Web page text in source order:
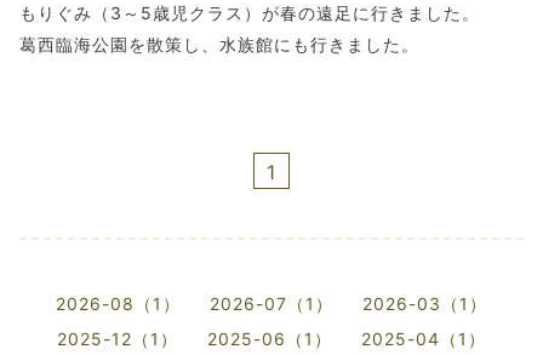
もりぐみ（3～5歳児クラス）が春の遠足に行きました。
葛西臨海公園を散策し、水族館にも行きました。
1
2026-08（1） 2026-07（1）
2026-03（1）
2025-12（1）
2025-06（1）
2025-04（1）